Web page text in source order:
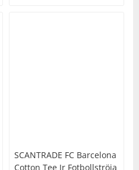
SCANTRADE FC Barcelona
Cotton Tee Jr Fotbollströja